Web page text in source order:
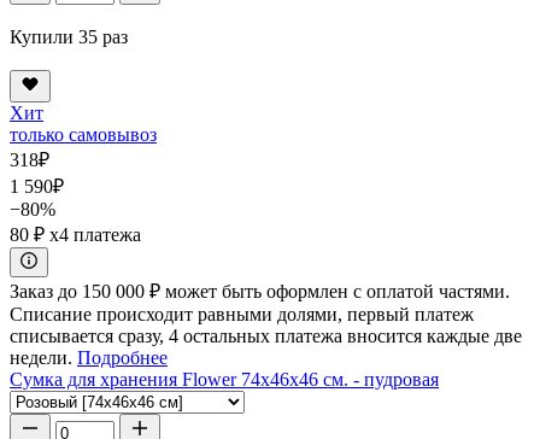
Купили 35 раз
Хит
только самовывоз
318₽
1 590₽
−80%
80 ₽ x4 платежа
Заказ до 150 000 ₽ может быть оформлен с оплатой частями.
Списание происходит равными долями, первый платеж
списывается сразу, 4 остальных платежа вносится каждые две
недели. Подробнее
Сумка для хранения Flower 74x46x46 см. - пудровая